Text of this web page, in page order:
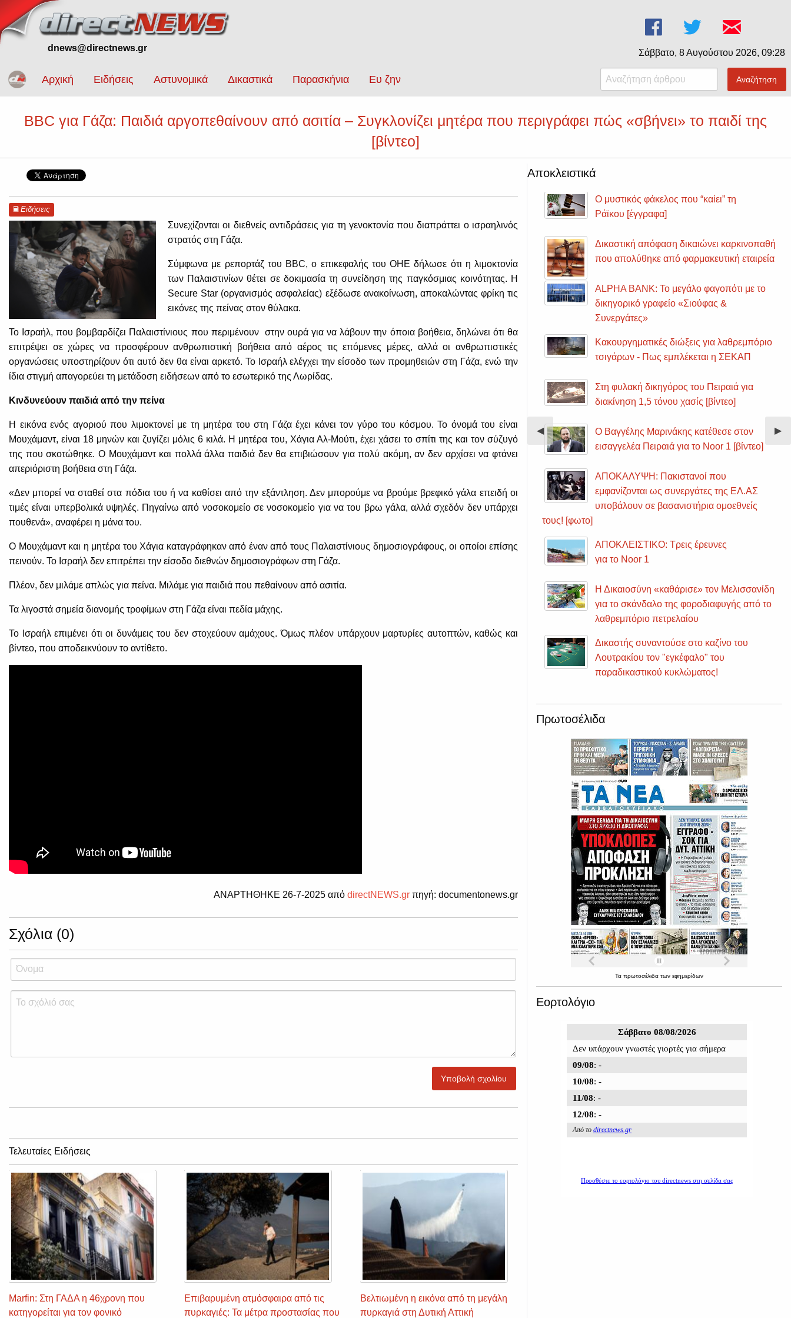
dnews@directnews.gr Σάββατο, 8 Αυγούστου 2026, 09:28
Αρχική Ειδήσεις Αστυνομικά Δικαστικά Παρασκήνια Ευ ζην Αναζήτηση
BBC για Γάζα: Παιδιά αργοπεθαίνουν από ασιτία – Συγκλονίζει μητέρα που περιγράφει πώς «σβήνει» το παιδί της
[βίντεο]
Ειδήσεις
Συνεχίζονται οι διεθνείς αντιδράσεις για τη γενοκτονία που διαπράττει ο ισραηλινός
στρατός στη Γάζα.
Σύμφωνα με ρεπορτάζ του BBC, ο επικεφαλής του ΟΗΕ δήλωσε ότι η λιμοκτονία
των Παλαιστινίων θέτει σε δοκιμασία τη συνείδηση της παγκόσμιας κοινότητας. Η
Secure Star (οργανισμός ασφαλείας) εξέδωσε ανακοίνωση, αποκαλώντας φρίκη τις
εικόνες της πείνας στον θύλακα.
Το Ισραήλ, που βομβαρδίζει Παλαιστίνιους που περιμένουν στην ουρά για να λάβουν την όποια βοήθεια, δηλώνει ότι θα
επιτρέψει σε χώρες να προσφέρουν ανθρωπιστική βοήθεια από αέρος τις επόμενες μέρες, αλλά οι ανθρωπιστικές
οργανώσεις υποστηρίζουν ότι αυτό δεν θα είναι αρκετό. Το Ισραήλ ελέγχει την είσοδο των προμηθειών στη Γάζα, ενώ την
ίδια στιγμή απαγορεύει τη μετάδοση ειδήσεων από το εσωτερικό της Λωρίδας.
Κινδυνεύουν παιδιά από την πείνα
Η εικόνα ενός αγοριού που λιμοκτονεί με τη μητέρα του στη Γάζα έχει κάνει τον γύρο του κόσμου. Το όνομά του είναι
Μουχάμαντ, είναι 18 μηνών και ζυγίζει μόλις 6 κιλά. Η μητέρα του, Χάγια Αλ-Μούτι, έχει χάσει το σπίτι της και τον σύζυγό
της που σκοτώθηκε. Ο Μουχάμαντ και πολλά άλλα παιδιά δεν θα επιβιώσουν για πολύ ακόμη, αν δεν αρχίσει να φτάνει
απεριόριστη βοήθεια στη Γάζα.
«Δεν μπορεί να σταθεί στα πόδια του ή να καθίσει από την εξάντληση. Δεν μπορούμε να βρούμε βρεφικό γάλα επειδή οι
τιμές είναι υπερβολικά υψηλές. Πηγαίνω από νοσοκομείο σε νοσοκομείο για να του βρω γάλα, αλλά σχεδόν δεν υπάρχει
πουθενά», αναφέρει η μάνα του.
Ο Μουχάμαντ και η μητέρα του Χάγια καταγράφηκαν από έναν από τους Παλαιστίνιους δημοσιογράφους, οι οποίοι επίσης
πεινούν. Το Ισραήλ δεν επιτρέπει την είσοδο διεθνών δημοσιογράφων στη Γάζα.
Πλέον, δεν μιλάμε απλώς για πείνα. Μιλάμε για παιδιά που πεθαίνουν από ασιτία.
Τα λιγοστά σημεία διανομής τροφίμων στη Γάζα είναι πεδία μάχης.
Το Ισραήλ επιμένει ότι οι δυνάμεις του δεν στοχεύουν αμάχους. Όμως πλέον υπάρχουν μαρτυρίες αυτοπτών, καθώς και
βίντεο, που αποδεικνύουν το αντίθετο.
ΑΝΑΡΤΗΘΗΚΕ 26-7-2025 από directNEWS.gr πηγή: documentonews.gr
Σχόλια (0)
Υποβολή σχολίου
Τελευταίες Ειδήσεις
Marfin: Στη ΓΑΔΑ η 46χρονη που
κατηγορείται για τον φονικό
Επιβαρυμένη ατμόσφαιρα από τις
πυρκαγιές: Τα μέτρα προστασίας που
Βελτιωμένη η εικόνα από τη μεγάλη
πυρκαγιά στη Δυτική Αττική
Αποκλειστικά
Previous
Slide
◀︎ ▶︎
Ο μυστικός φάκελος που “καίει” τη
Ράϊκου [έγγραφα]
Δικαστική απόφαση δικαιώνει καρκινοπαθή
που απολύθηκε από φαρμακευτική εταιρεία
ALPHA BANK: Το μεγάλο φαγοπότι με το
δικηγορικό γραφείο «Σιούφας &
Συνεργάτες»
Κακουργηματικές διώξεις για λαθρεμπόριο
τσιγάρων - Πως εμπλέκεται η ΣΕΚΑΠ
Στη φυλακή δικηγόρος του Πειραιά για
διακίνηση 1,5 τόνου χασίς [βίντεο]
Ο Βαγγέλης Μαρινάκης κατέθεσε στον
εισαγγελέα Πειραιά για το Noor 1 [βίντεο]
ΑΠΟΚΑΛΥΨΗ: Πακιστανοί που
εμφανίζονται ως συνεργάτες της ΕΛ.ΑΣ
υποβάλουν σε βασανιστήρια ομοεθνείς
τους! [φωτο]
ΑΠΟΚΛΕΙΣΤΙΚΟ: Τρεις έρευνες
για το Noor 1
Η Δικαιοσύνη «καθάρισε» τον Μελισσανίδη
για το σκάνδαλο της φοροδιαφυγής από το
λαθρεμπόριο πετρελαίου
Δικαστής συναντούσε στο καζίνο του
Λουτρακίου τον "εγκέφαλο" του
παραδικαστικού κυκλώματος!
Πρωτοσέλιδα
Τα πρωτοσέλιδα των εφημερίδων
Εορτολόγιο